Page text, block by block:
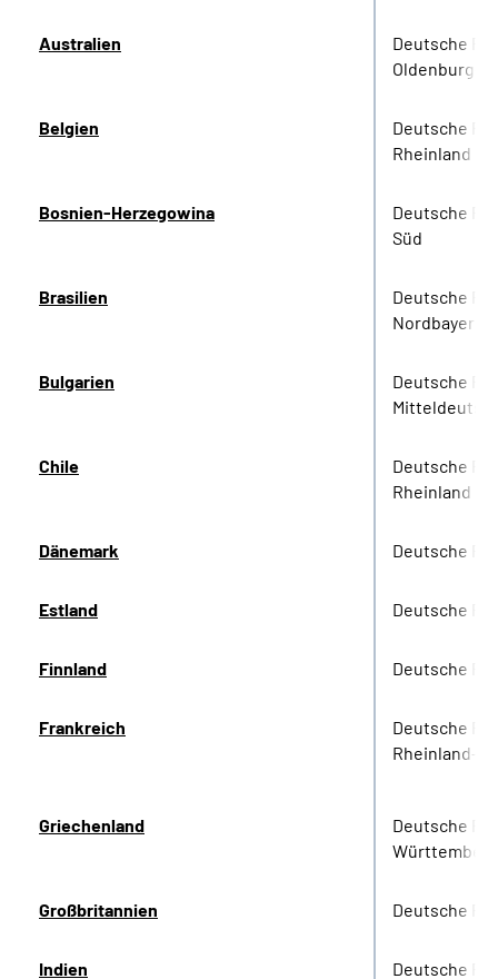
Australien
Deutsche
Oldenburg-
Belgien
Deutsche
Rheinland
Bosnien-Herzegowina
Deutsche
Süd
Brasilien
Deutsche
Nordbayern
Bulgarien
Deutsche
Chile
Deutsche
Rheinland
Dänemark Deutsche
Estland Deutsche
Finnland Deutsche
Frankreich
Deutsche
Rheinland-
Griechenland
Deutsche
Württemberg
Großbritannien Deutsche
Indien Deutsche